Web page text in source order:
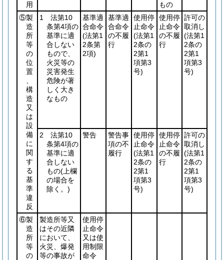
用
もの
⑤製
造
所
等
の
位
置
構
造
又
は
設
備
に
関
す
る
基
準
違
反
1 法第10
条第4項の
基準に適
合しない
もので、
火災等の
災害発生
危険が著
しく大き
なもの
基準適
合命令
(法第1
2条第
2項)
基準適
合命令
の不履
行
使用停
止命令
(法第1
2条の
2第1
項第3
号)
使用停
止命令
の不履
行
許可の
取消し
(法第1
2条の
2第1
項第3
号)
2 法第10
条第4項の
基準に適
合しない
もの(上欄
の場合を
除く。)
警告
警告事
項の不
履行
使用停
止命令
(法第1
2条の
2第1
項第3
号)
使用停
止命令
の不履
行
許可の
取消し
(法第1
2条の
2第1
項第3
号)
⑥製
造
所
等
の
製造所等又
はその近隣
において、
火災、爆発
等の事故が
使用停
止命令
又は使
用制限
命令